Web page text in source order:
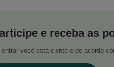
e receba as
entrar você está ciente e de acordo